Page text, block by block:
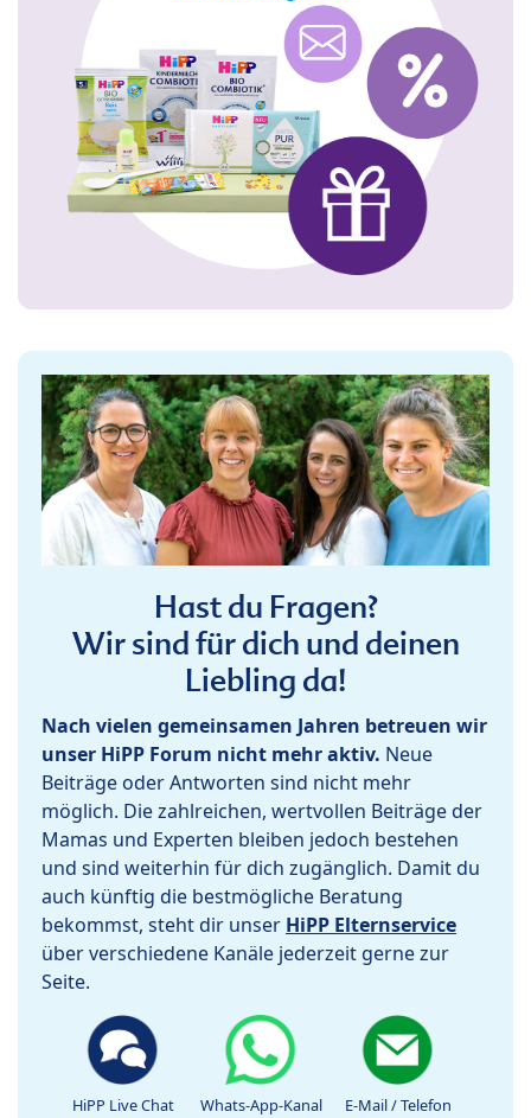
Hast du Fragen?
Wir sind für dich und deinen
Liebling da!
Nach vielen gemeinsamen Jahren betreuen wir
unser HiPP Forum nicht mehr aktiv. Neue
Beiträge oder Antworten sind nicht mehr
möglich. Die zahlreichen, wertvollen Beiträge der
Mamas und Experten bleiben jedoch bestehen
und sind weiterhin für dich zugänglich. Damit du
auch künftig die bestmögliche Beratung
bekommst, steht dir unser HiPP Elternservice
über verschiedene Kanäle jederzeit gerne zur
Seite.
HiPP Live Chat Whats-App-Kanal E-Mail / Telefon